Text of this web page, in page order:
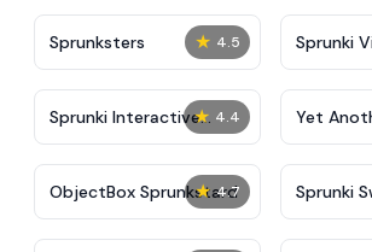
★ 4.5
Sprunksters Sprunki
★ 4.4
Sprunki Interactive
Tunner
Yet
Sprunki
★ 4.7
ObjectBox Sprunkstard Sprunki